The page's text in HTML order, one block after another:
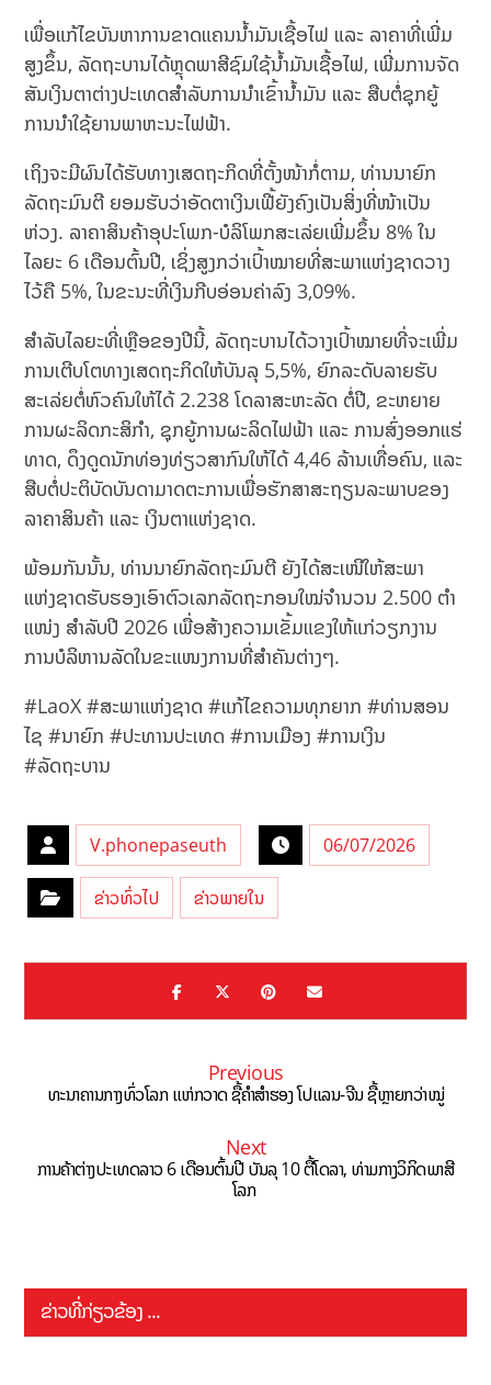
ເພື່ອແກ້ໄຂບັນຫາການຂາດແຄນນ້ຳມັນເຊື້ອໄຟ ແລະ ລາຄາທີ່ເພີ່ມ
ສູງຂຶ້ນ, ລັດຖະບານໄດ້ຫຼຸດພາສີຊົມໃຊ້ນ້ຳມັນເຊື້ອໄຟ, ເພີ່ມການຈັດ
ສັນເງິນຕາຕ່າງປະເທດສຳລັບການນຳເຂົ້ານ້ຳມັນ ແລະ ສືບຕໍ່ຊຸກຍູ້
ການນຳໃຊ້ຍານພາຫະນະໄຟຟ້າ.
ເຖິງຈະມີຜົນໄດ້ຮັບທາງເສດຖະກິດທີ່ຕັ້ງໜ້າກໍ່ຕາມ, ທ່ານນາຍົກ
ລັດຖະມົນຕີ ຍອມຮັບວ່າອັດຕາເງິນເຟີ້ຍັງຄົງເປັນສິ່ງທີ່ໜ້າເປັນ
ຫ່ວງ. ລາຄາສິນຄ້າອຸປະໂພກ-ບໍລິໂພກສະເລ່ຍເພີ່ມຂຶ້ນ 8% ໃນ
ໄລຍະ 6 ເດືອນຕົ້ນປີ, ເຊິ່ງສູງກວ່າເປົ້າໝາຍທີ່ສະພາແຫ່ງຊາດວາງ
ໄວ້ຄື 5%, ໃນຂະນະທີ່ເງິນກີບອ່ອນຄ່າລົງ 3,09%.
ສຳລັບໄລຍະທີ່ເຫຼືອຂອງປີນີ້, ລັດຖະບານໄດ້ວາງເປົ້າໝາຍທີ່ຈະເພີ່ມ
ການເຕີບໂຕທາງເສດຖະກິດໃຫ້ບັນລຸ 5,5%, ຍົກລະດັບລາຍຮັບ
ສະເລ່ຍຕໍ່ຫົວຄົນໃຫ້ໄດ້ 2.238 ໂດລາສະຫະລັດ ຕໍ່ປີ, ຂະຫຍາຍ
ການຜະລິດກະສິກຳ, ຊຸກຍູ້ການຜະລິດໄຟຟ້າ ແລະ ການສົ່ງອອກແຮ່
ທາດ, ດຶງດູດນັກທ່ອງທ່ຽວສາກົນໃຫ້ໄດ້ 4,46 ລ້ານເທື່ອຄົນ, ແລະ
ສືບຕໍ່ປະຕິບັດບັນດາມາດຕະການເພື່ອຮັກສາສະຖຽນລະພາບຂອງ
ລາຄາສິນຄ້າ ແລະ ເງິນຕາແຫ່ງຊາດ.
ພ້ອມກັນນັ້ນ, ທ່ານນາຍົກລັດຖະມົນຕີ ຍັງໄດ້ສະເໜີໃຫ້ສະພາ
ແຫ່ງຊາດຮັບຮອງເອົາຕົວເລກລັດຖະກອນໃໝ່ຈຳນວນ 2.500 ຕໍາ
ແໜ່ງ ສຳລັບປີ 2026 ເພື່ອສ້າງຄວາມເຂັ້ມແຂງໃຫ້ແກ່ວຽກງານ
ການບໍລິຫານລັດໃນຂະແໜງການທີ່ສຳຄັນຕ່າງໆ.
#LaoX #ສະພາແຫ່ງຊາດ #ແກ້ໄຂຄວາມທຸກຍາກ #ທ່ານສອນ
ໄຊ #ນາຍົກ #ປະທານປະເທດ #ການເມືອງ #ການເງິນ
#ລັດຖະບານ
V.phonepaseuth 06/07/2026
ຂ່າວທົ່ວໄປ ຂ່າວພາຍໃນ
Previous
ທະນາຄານກາງທົ່ວໂລກ ແຫ່ກວາດ ຊື້ຄຳສຳຮອງ ໂປແລນ-ຈີນ ຊື້ຫຼາຍກວ່າໝູ່
Next
ການຄ້າຕ່າງປະເທດລາວ 6 ເດືອນຕົ້ນປີ ບັນລຸ 10 ຕື້ໂດລາ, ທ່າມກາງວິກິດພາສີ
ໂລກ
ຂ່າວທີ່ກ່ຽວຂ້ອງ ...